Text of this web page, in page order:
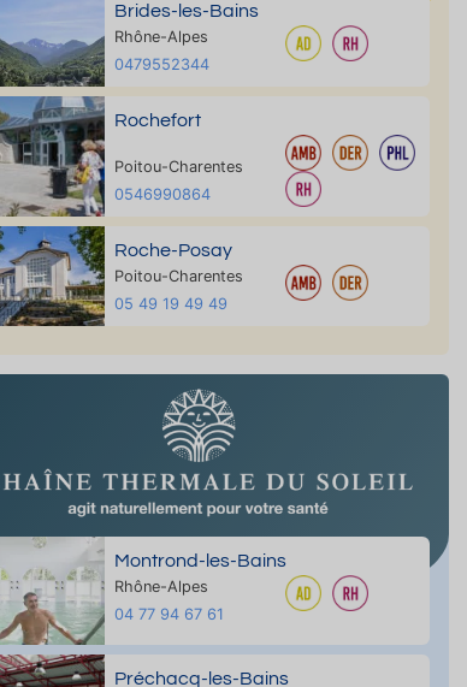
Brides-les-Bains
Rhône-Alpes
0479552344
Rochefort
Poitou-Charentes
0546990864
Roche-Posay
Poitou-Charentes
05 49 19 49 49
Montrond-les-Bains
Rhône-Alpes
04 77 94 67 61
Préchacq-les-Bains